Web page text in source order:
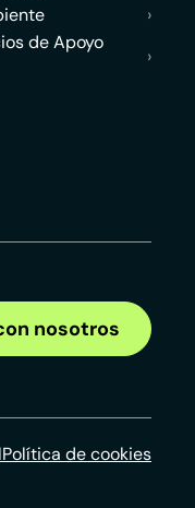
›
de Apoyo
›
nosotros
Política de cookies